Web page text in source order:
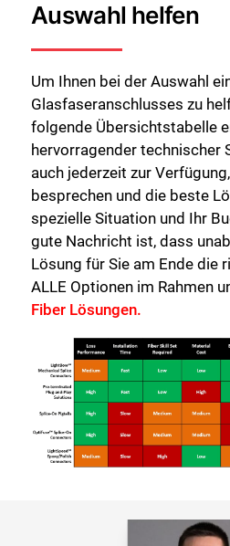
Auswahl helfen
Um Ihnen bei der Auswahl
Glasfaseranschlusses zu
folgende Übersichtstabelle
hervorragender technischer
auch jederzeit zur
besprechen und die beste
spezielle Situation und Ihr
gute Nachricht ist, dass
Lösung für Sie am Ende die
ALLE Optionen im Rahmen
Fiber Lösungen.